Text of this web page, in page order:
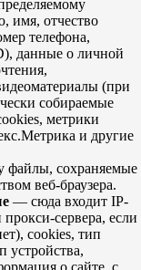
имя, отчество
телефона,
данные о личной
(при
собираемые
метрики
и другие
файлы, сохраняемые
веб-браузера.
— сюда входит IP-
сервера, если
cookies, тип
устройства,